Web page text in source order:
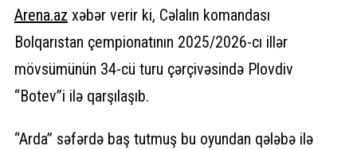
Arena.az xəbər verir ki, Cəlalın komandası
Bolqarıstan çempionatının 2025/2026-cı illər
mövsümünün 34-cü turu çərçivəsində Plovdiv
“Botev”i ilə qarşılaşıb.
“Arda” səfərdə baş tutmuş bu oyundan qələbə ilə